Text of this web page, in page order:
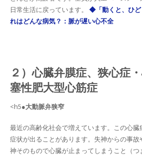
日常生活に戻っています。
◆「動くと、ひど
れはどんな病気？：脈が遅い心不全
２）心臓弁膜症、狭心症
塞性肥大型心筋症
<h5●大動脈弁狭窄
最近の高齢化社会で増えています。この心
症状が出ることがあります。失神からの事
神そのもので心臓が止まってしまうこと（